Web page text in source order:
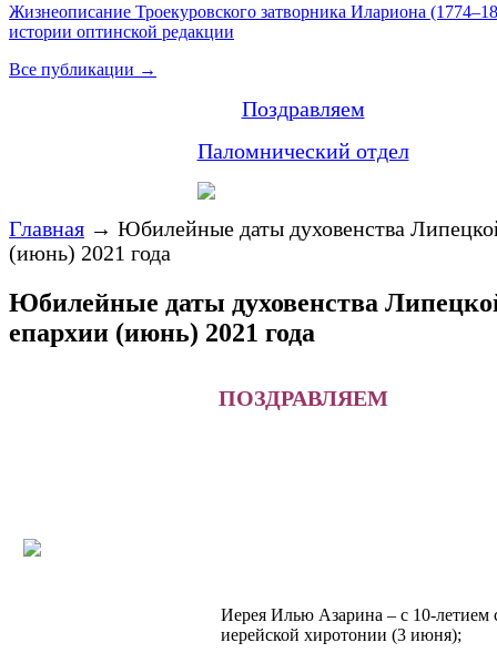
Жизнеописание Троекуровского затворника Илариона
истории оптинской редакции
Все публикации →
Поздравляем
Паломнический отдел
Главная → Юбилейные даты духовенства
(июнь) 2021 года
Юбилейные даты духовенства
епархии (июнь) 2021 года
ПОЗДРАВЛЯЕМ
Иерея Илью Азарина – с 10-летием
иерейской хиротонии (3 июня);